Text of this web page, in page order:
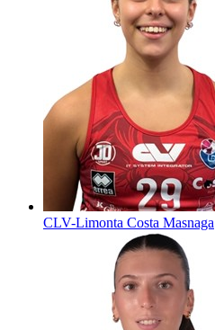
CLV-Limonta Costa Masnaga